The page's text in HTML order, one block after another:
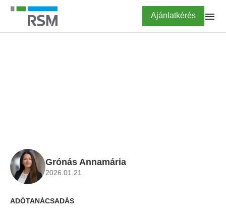
Ugrás
tartalomra
Highlighted
Ajánlatkérés
Grónás Annamária
2026.01.21
ADÓTANÁCSADÁS